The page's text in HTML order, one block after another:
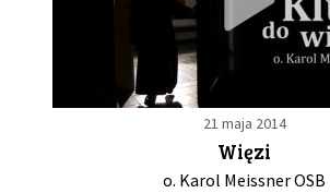
21 maja 2014
Więzi
o. Karol Meissner OSB